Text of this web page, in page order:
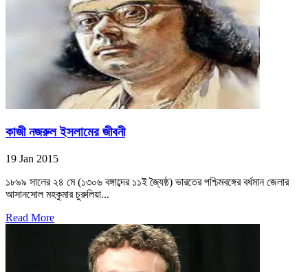
কাজী নজরুল ইসলামের জীবনী
19 Jan 2015
১৮৯৯ সালের ২৪ মে (১৩০৬ বঙ্গাব্দের ১১ই জ্যৈষ্ঠ) ভারতের পশ্চিমবঙ্গের বর্ধমান জেলার
আসানসোল মহকুমার চুরুলিয়া...
Read More